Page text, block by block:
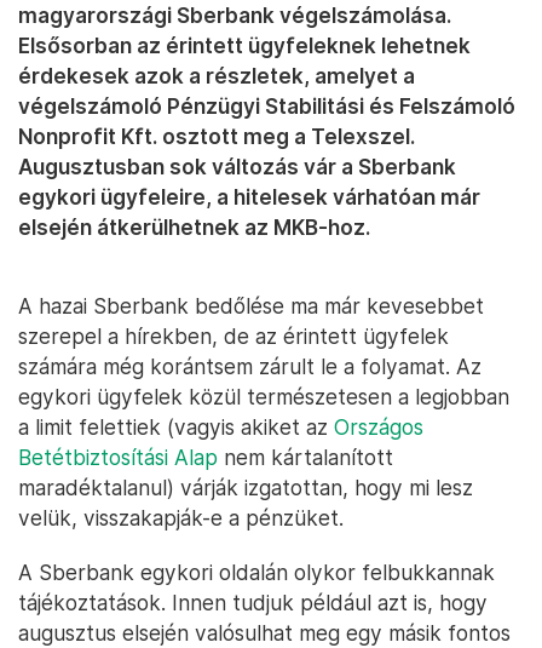
magyarországi Sberbank végelszámolása.
Elsősorban az érintett ügyfeleknek lehetnek
érdekesek azok a részletek, amelyet a
végelszámoló Pénzügyi Stabilitási és Felszámoló
Nonprofit Kft. osztott meg a Telexszel.
Augusztusban sok változás vár a Sberbank
egykori ügyfeleire, a hitelesek várhatóan már
elsején átkerülhetnek az MKB-hoz.
A hazai Sberbank bedőlése ma már kevesebbet
szerepel a hírekben, de az érintett ügyfelek
számára még korántsem zárult le a folyamat. Az
egykori ügyfelek közül természetesen a legjobban
a limit felettiek (vagyis akiket az Országos
Betétbiztosítási Alap nem kártalanított
maradéktalanul) várják izgatottan, hogy mi lesz
velük, visszakapják-e a pénzüket.
A Sberbank egykori oldalán olykor felbukkannak
tájékoztatások. Innen tudjuk például azt is, hogy
augusztus elsején valósulhat meg egy másik fontos